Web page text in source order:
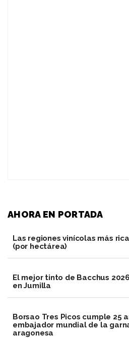
AHORA EN PORTADA
Las regiones vinícolas más
(por hectárea)
El mejor tinto de Bacchus
en Jumilla
Borsao Tres Picos cumple 25
embajador mundial de la
aragonesa